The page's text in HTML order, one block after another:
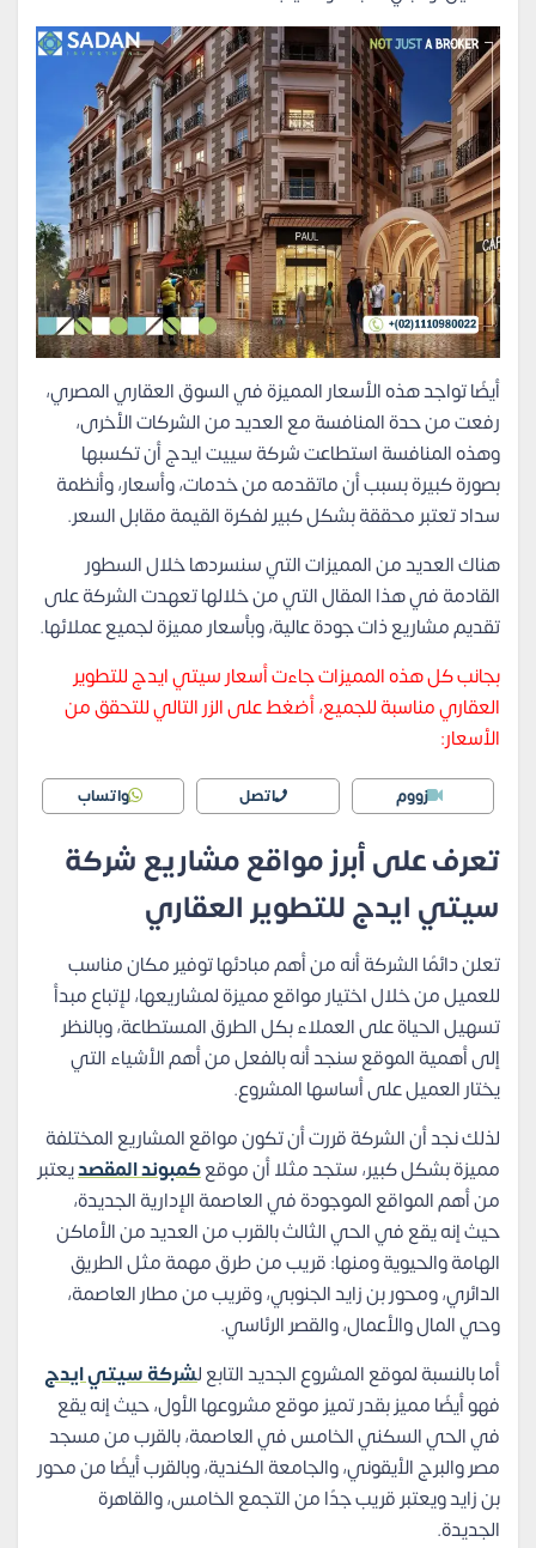
أيضًا تواجد هذه الأسعار المميزة في السوق العقاري المصري،
رفعت من حدة المنافسة مع العديد من الشركات الأخرى،
وهذه المنافسة استطاعت شركة سييت ايدج أن تكسبها
بصورة كبيرة بسبب أن ماتقدمه من خدمات، وأسعار، وأنظمة
سداد تعتبر محققة بشكل كبير لفكرة القيمة مقابل السعر.
هناك العديد من المميزات التي سنسردها خلال السطور
القادمة في هذا المقال التي من خلالها تعهدت الشركة على
تقديم مشاريع ذات جودة عالية، وبأسعار مميزة لجميع عملائها.
بجانب كل هذه المميزات جاءت أسعار سيتي ايدج للتطوير
العقاري مناسبة للجميع، أضغط على الزر التالي للتحقق من
الأسعار:
زووم اتصل واتساب
تعرف على أبرز مواقع مشاريع شركة
سيتي ايدج للتطوير العقاري
تعلن دائمًا الشركة أنه من أهم مبادئها توفير مكان مناسب
للعميل من خلال اختيار مواقع مميزة لمشاريعها، لإتباع مبدأ
تسهيل الحياة على العملاء بكل الطرق المستطاعة، وبالنظر
إلى أهمية الموقع سنجد أنه بالفعل من أهم الأشياء التي
يختار العميل على أساسها المشروع.
لذلك نجد أن الشركة قررت أن تكون مواقع المشاريع المختلفة
مميزة بشكل كبير، ستجد مثلا أن موقعكمبوند المقصديعتبر
من أهم المواقع الموجودة في العاصمة الإدارية الجديدة،
حيث إنه يقع في الحي الثالث بالقرب من العديد من الأماكن
الهامة والحيوية ومنها: قريب من طرق مهمة مثل الطريق
الدائري، ومحور بن زايد الجنوبي، وقريب من مطار العاصمة،
وحي المال والأعمال، والقصر الرئاسي.
أما بالنسبة لموقع المشروع الجديد التابع لشركة سيتي ايدج
فهو أيضًا مميز بقدر تميز موقع مشروعها الأول، حيث إنه يقع
في الحي السكني الخامس في العاصمة، بالقرب من مسجد
مصر والبرج الأيقوني، والجامعة الكندية، وبالقرب أيضًا من محور
بن زايد ويعتبر قريب جدًا من التجمع الخامس، والقاهرة
الجديدة.